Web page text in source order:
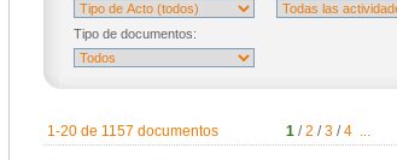
Tipo de documentos:
1-20 de 1157 documentos 1 / 2 / 3 / 4 ...